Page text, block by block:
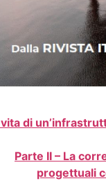
di
Parte II – La
progettuali